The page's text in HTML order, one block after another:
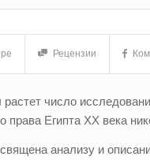
Рецензии
число
права Египта ХХ века
анализу и